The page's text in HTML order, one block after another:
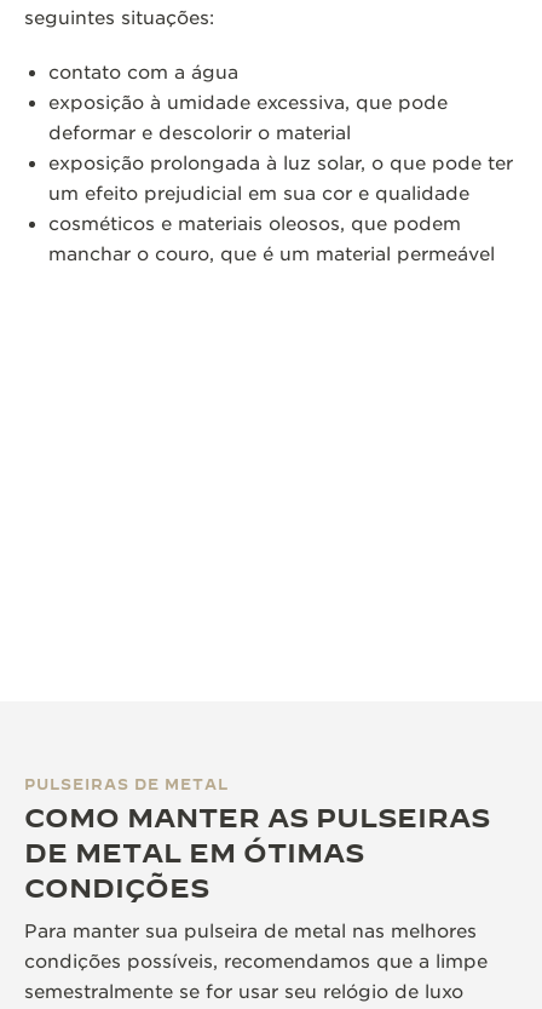
seguintes situações:
contato com a água
exposição à umidade excessiva, que pode
deformar e descolorir o material
exposição prolongada à luz solar, o que pode ter
um efeito prejudicial em sua cor e qualidade
cosméticos e materiais oleosos, que podem
manchar o couro, que é um material permeável
PULSEIRAS DE METAL
COMO MANTER AS PULSEIRAS
DE METAL EM ÓTIMAS
CONDIÇÕES
Para manter sua pulseira de metal nas melhores
condições possíveis, recomendamos que a limpe
semestralmente se for usar seu relógio de luxo